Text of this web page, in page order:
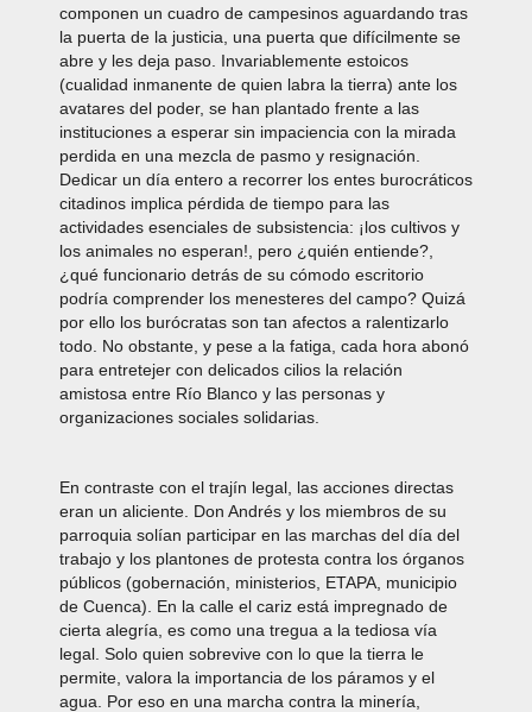
componen un cuadro de campesinos aguardando tras
la puerta de la justicia, una puerta que difícilmente se
abre y les deja paso. Invariablemente estoicos
(cualidad inmanente de quien labra la tierra) ante los
avatares del poder, se han plantado frente a las
instituciones a esperar sin impaciencia con la mirada
perdida en una mezcla de pasmo y resignación.
Dedicar un día entero a recorrer los entes burocráticos
citadinos implica pérdida de tiempo para las
actividades esenciales de subsistencia: ¡los cultivos y
los animales no esperan!, pero ¿quién entiende?,
¿qué funcionario detrás de su cómodo escritorio
podría comprender los menesteres del campo? Quizá
por ello los burócratas son tan afectos a ralentizarlo
todo. No obstante, y pese a la fatiga, cada hora abonó
para entretejer con delicados cilios la relación
amistosa entre Río Blanco y las personas y
organizaciones sociales solidarias.
En contraste con el trajín legal, las acciones directas
eran un aliciente. Don Andrés y los miembros de su
parroquia solían participar en las marchas del día del
trabajo y los plantones de protesta contra los órganos
públicos (gobernación, ministerios, ETAPA, municipio
de Cuenca). En la calle el cariz está impregnado de
cierta alegría, es como una tregua a la tediosa vía
legal. Solo quien sobrevive con lo que la tierra le
permite, valora la importancia de los páramos y el
agua. Por eso en una marcha contra la minería,